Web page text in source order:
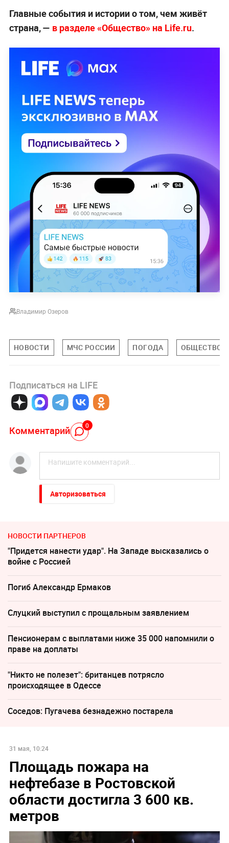
Главные события и истории о том, чем живёт
страна, — в разделе «Общество» на Life.ru.
Владимир Озеров
НОВОСТИ МЧС РОССИИ ПОГОДА ОБЩЕСТВО
Подписаться на LIFE
Комментарий 0
Авторизоваться
НОВОСТИ ПАРТНЕРОВ
"Придется нанести удар". На Западе высказались о
войне с Россией
Погиб Александр Ермаков
Слуцкий выступил с прощальным заявлением
Пенсионерам с выплатами ниже 35 000 напомнили о
праве на доплаты
"Никто не полезет": британцев потрясло
происходящее в Одессе
Соседов: Пугачева безнадежно постарела
31 мая, 10:24
Площадь пожара на
нефтебазе в Ростовской
области достигла 3 600 кв.
метров